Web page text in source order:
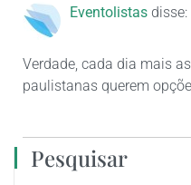
Eventolistas disse:
Verdade, cada dia mais
paulistanas querem
Pesquisar